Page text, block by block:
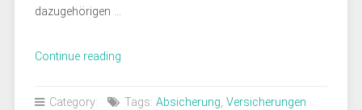
dazugehörigen …
Continue reading„Folge
Versicherungen,
Category: Tags: Absicherung, Versicherungen